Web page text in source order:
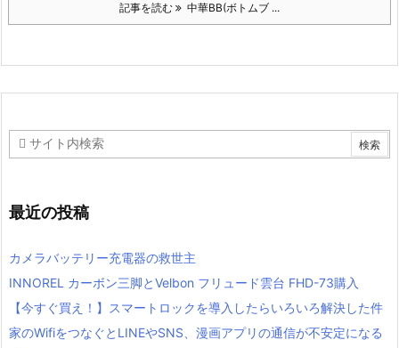
記事を読む 中華BB(ボトムブ ...
最近の投稿
カメラバッテリー充電器の救世主
INNOREL カーボン三脚とVelbon フリュード雲台 FHD-73購入
【今すぐ買え！】スマートロックを導入したらいろいろ解決した件
家のWifiをつなぐとLINEやSNS、漫画アプリの通信が不安定になる